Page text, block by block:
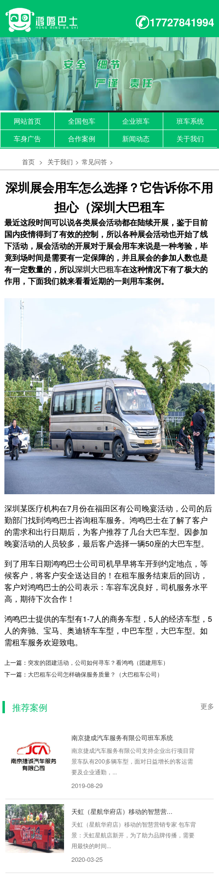
17727841994
网站首页 全国包车 企业班车
班车系统
车身广告
合作案例 新闻动态 关于我们
首页 > 关于我们 > 常见问答 >
深圳展会用车怎么选择？它告诉你不用
担心（深圳大巴租车
最近这段时间可以说各类展会活动都在陆续开展，鉴于目前
国内疫情得到了有效的控制，所以各种展会活动也开始了线
下活动，展会活动的开展对于展会用车来说是一种考验，毕
竟到场时间是需要有一定保障的，并且展会的参加人数也是
有一定数量的，所以深圳大巴租车在这种情况下有了极大的
作用，下面我们就来看看近期的一则用车案例。
深圳某医疗机构在7月份在福田区有公司晚宴活动，公司的后
勤部门找到鸿鸣巴士咨询租车服务。鸿鸣巴士在了解了客户
的需求和出行日期后，为客户推荐了几台大巴车型。因参加
晚宴活动的人员较多，最后客户选择一辆50座的大巴车型。
到了用车日期鸿鸣巴士公司司机早早将车开到约定地点，等
候客户，将客户安全送达目的！在租车服务结束后的回访，
客户对鸿鸣巴士的公司表示：车容车况良好，司机服务水平
高，期待下次合作！
鸿鸣巴士提供的车型有1-7人的商务车型，5人的经济车型，5
人的奔驰、宝马、奥迪轿车车型，中巴车型，大巴车型。如
需租车服务欢迎致电。
上一篇： 突发的团建活动，公司如何寻车？看鸿鸣（团建用车）
下一篇： 大巴租车公司怎样确保服务质量？（大巴租车公司）
更多
推荐案例
魔方公寓接送班车
解决深圳五大区公寓住户的出行问题 项目背景：
南京捷成汽车服务有限公司班车系统
南京捷成汽车服务有限公司支持企业出行项目背
景车队有200多辆车型，面对日益增长的客运需
要及企业通勤，...
2019-08-29
天虹（星航华府店）移动的智慧营...
天虹（星航华府店）移动的智慧营销专家 包车背
景：天虹星航店新开，为了助力品牌传播，需要
用最快的时间...
2020-03-25